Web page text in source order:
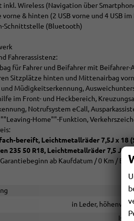
inkl. Wireless (Navigation über
& hinten (2 USB vorne und 4 USB
Schnittstelle (Bluetooth)
Fahrerassistenz:
für Fahrer und Beifahrer mit
Sitzplätze hinten und Mittenairbag
und Müdigkeitserkennung,
im Front- und Heckbereich,
Notrufsystem eCall,
Home""-Funktion,
bereift, Leichtmetallräder 7,5J x 18
235 50 R18, Leichtmetallräder 7,5 J x
Garantiebeginn ab Kaufdatum / 0 Km /
in Leder,